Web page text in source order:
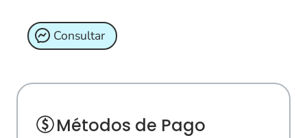
Consultar
Métodos de Pago